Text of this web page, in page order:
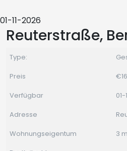
01-11-2026
Reuterstraße,
Type:
Preis
Verfügbar
Adresse
Wohnungseigentum
3